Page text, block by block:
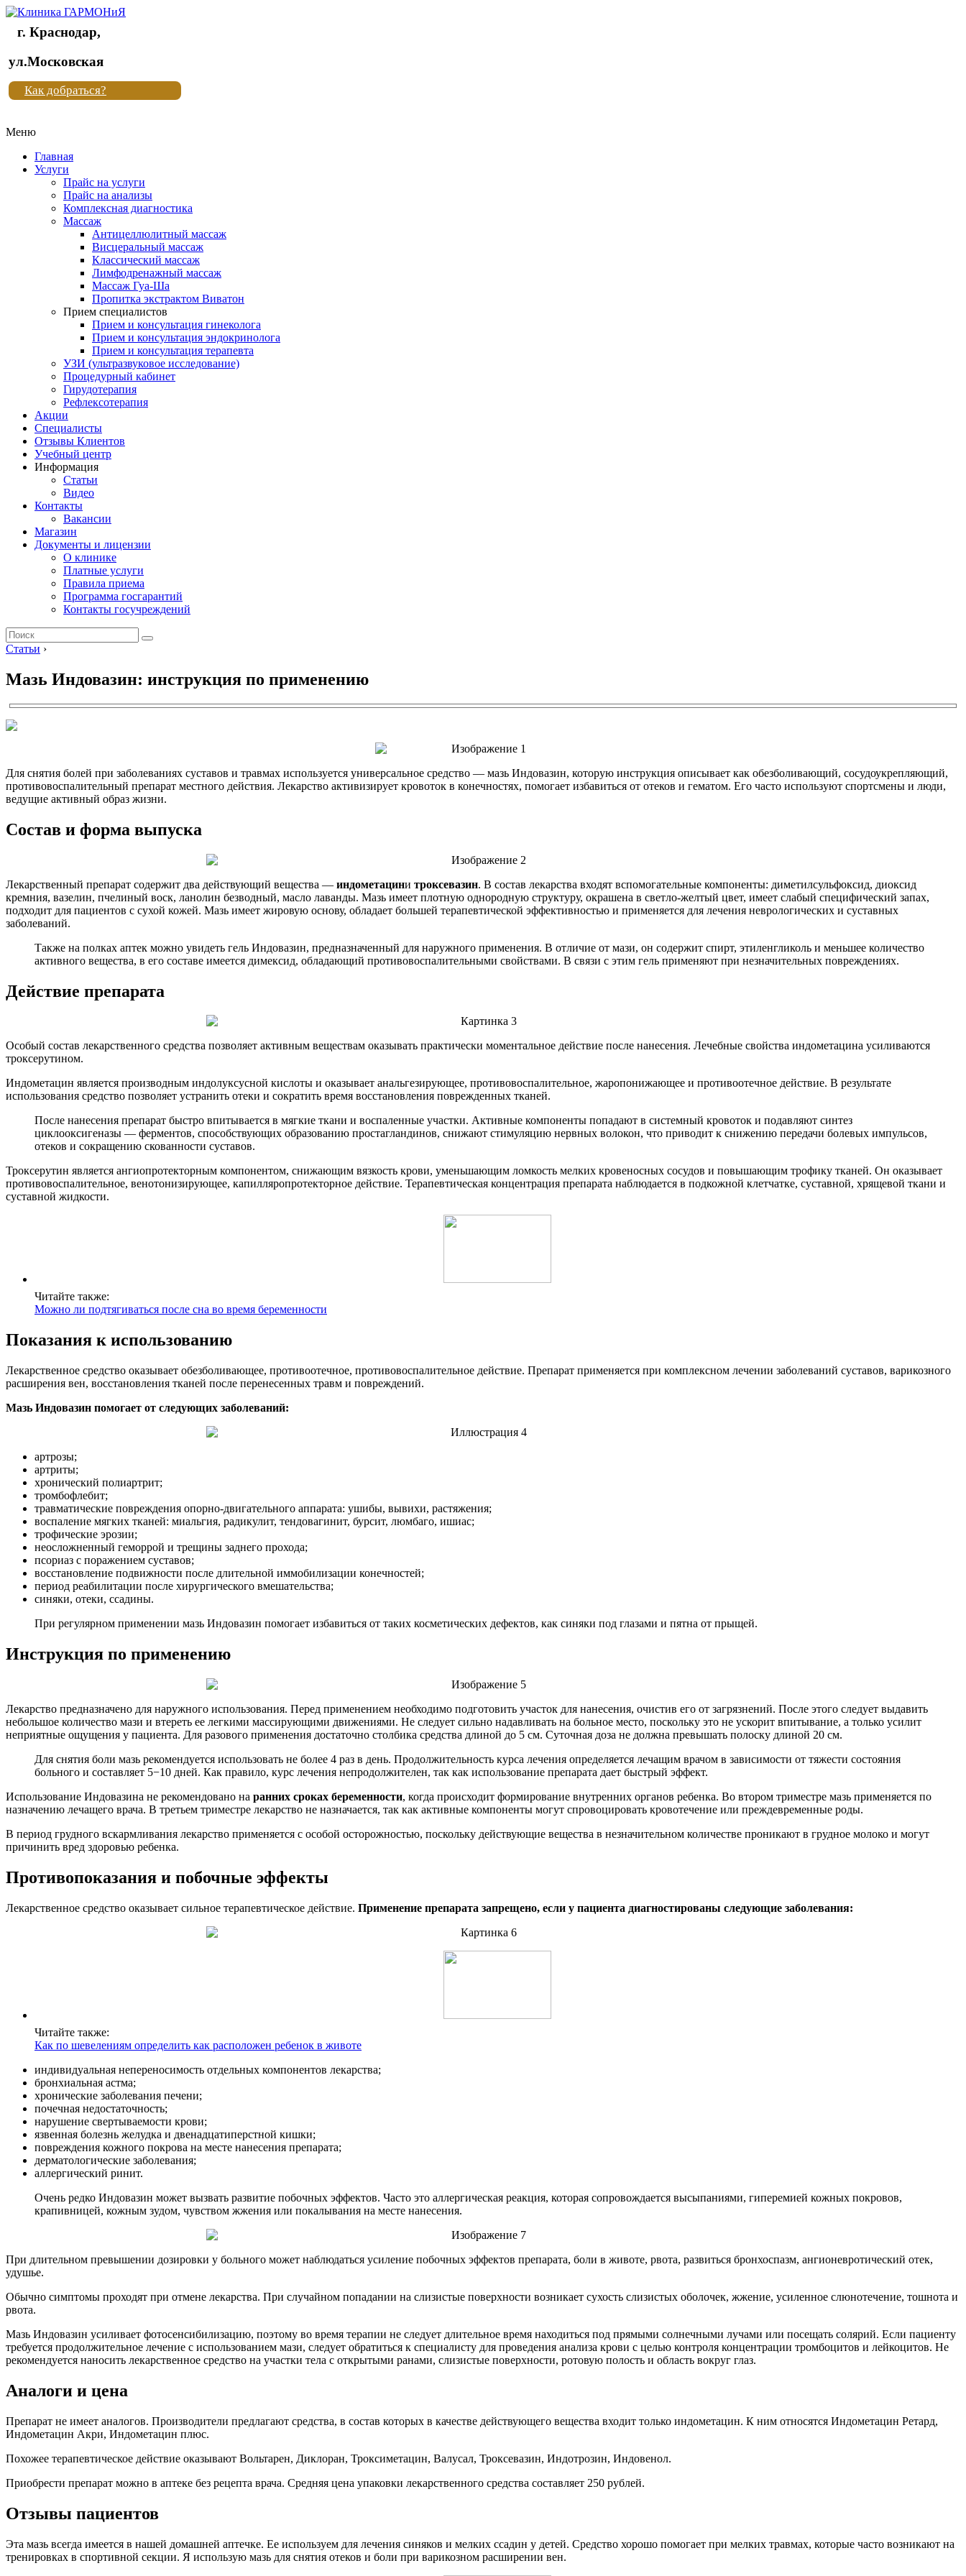
Клиника
"Новая
жизнь"
Клиника
жизнь"
г. Краснодар,
ул.Московская
Как добраться?
Меню
Главная
Услуги
Прайс на услуги
Прайс на анализы
Комплексная диагностика
Массаж
Антицеллюлитный массаж
Висцеральный массаж
Классический массаж
Лимфодренажный массаж
Массаж Гуа-Ша
Пропитка экстрактом Виватон
Прием специалистов
Прием и консультация гинеколога
Прием и консультация эндокринолога
Прием и консультация терапевта
УЗИ (ультразвуковое исследование)
Процедурный кабинет
Гирудотерапия
Рефлексотерапия
Акции
Специалисты
Отзывы Клиентов
Учебный центр
Информация
Статьи
Видео
Контакты
Вакансии
Магазин
Документы и лицензии
О клинике
Платные услуги
Правила приема
Программа госгарантий
Контакты госучреждений
Статьи ›
Мазь Индовазин: инструкция по применению
Для снятия болей при заболеваниях суставов и травмах используется универсальное средство — мазь Индовазин, которую инструкция описывает как обезболивающий, сосудоукрепляющий,
противовоспалительный препарат местного действия. Лекарство активизирует кровоток в конечностях, помогает избавиться от отеков и гематом. Его часто используют спортсмены и люди,
ведущие активный образ жизни.
Состав и форма выпуска
Лекарственный препарат содержит два действующий вещества — индометацини троксевазин. В состав лекарства входят вспомогательные компоненты: диметилсульфоксид, диоксид
кремния, вазелин, пчелиный воск, ланолин безводный, масло лаванды. Мазь имеет плотную однородную структуру, окрашена в светло-желтый цвет, имеет слабый специфический запах,
подходит для пациентов с сухой кожей. Мазь имеет жировую основу, обладает большей терапевтической эффективностью и применяется для лечения неврологических и суставных
заболеваний.
Также на полках аптек можно увидеть гель Индовазин, предназначенный для наружного применения. В отличие от мази, он содержит спирт, этиленгликоль и меньшее количество
активного вещества, в его составе имеется димексид, обладающий противовоспалительными свойствами. В связи с этим гель применяют при незначительных повреждениях.
Действие препарата
Особый состав лекарственного средства позволяет активным веществам оказывать практически моментальное действие после нанесения. Лечебные свойства индометацина усиливаются
троксерутином.
Индометацин является производным индолуксусной кислоты и оказывает анальгезирующее, противовоспалительное, жаропонижающее и противоотечное действие. В результате
использования средство позволяет устранить отеки и сократить время восстановления поврежденных тканей.
После нанесения препарат быстро впитывается в мягкие ткани и воспаленные участки. Активные компоненты попадают в системный кровоток и подавляют синтез
циклооксигеназы — ферментов, способствующих образованию простагландинов, снижают стимуляцию нервных волокон, что приводит к снижению передачи болевых импульсов,
отеков и сокращению скованности суставов.
Троксерутин является ангиопротекторным компонентом, снижающим вязкость крови, уменьшающим ломкость мелких кровеносных сосудов и повышающим трофику тканей. Он оказывает
противовоспалительное, венотонизирующее, капилляропротекторное действие. Терапевтическая концентрация препарата наблюдается в подкожной клетчатке, суставной, хрящевой ткани и
суставной жидкости.
Читайте также:
Можно ли подтягиваться после сна во время беременности
Показания к использованию
Лекарственное средство оказывает обезболивающее, противоотечное, противовоспалительное действие. Препарат применяется при комплексном лечении заболеваний суставов, варикозного
расширения вен, восстановления тканей после перенесенных травм и повреждений.
Мазь Индовазин помогает от следующих заболеваний:
артрозы;
артриты;
хронический полиартрит;
тромбофлебит;
травматические повреждения опорно-двигательного аппарата: ушибы, вывихи, растяжения;
воспаление мягких тканей: миальгия, радикулит, тендовагинит, бурсит, люмбаго, ишиас;
трофические эрозии;
неосложненный геморрой и трещины заднего прохода;
псориаз с поражением суставов;
восстановление подвижности после длительной иммобилизации конечностей;
период реабилитации после хирургического вмешательства;
синяки, отеки, ссадины.
При регулярном применении мазь Индовазин помогает избавиться от таких косметических дефектов, как синяки под глазами и пятна от прыщей.
Инструкция по применению
Лекарство предназначено для наружного использования. Перед применением необходимо подготовить участок для нанесения, очистив его от загрязнений. После этого следует выдавить
небольшое количество мази и втереть ее легкими массирующими движениями. Не следует сильно надавливать на больное место, поскольку это не ускорит впитывание, а только усилит
неприятные ощущения у пациента. Для разового применения достаточно столбика средства длиной до 5 см. Суточная доза не должна превышать полоску длиной 20 см.
Для снятия боли мазь рекомендуется использовать не более 4 раз в день. Продолжительность курса лечения определяется лечащим врачом в зависимости от тяжести состояния
больного и составляет 5−10 дней. Как правило, курс лечения непродолжителен, так как использование препарата дает быстрый эффект.
Использование Индовазина не рекомендовано на ранних сроках беременности, когда происходит формирование внутренних органов ребенка. Во втором триместре мазь применяется по
назначению лечащего врача. В третьем триместре лекарство не назначается, так как активные компоненты могут спровоцировать кровотечение или преждевременные роды.
В период грудного вскармливания лекарство применяется с особой осторожностью, поскольку действующие вещества в незначительном количестве проникают в грудное молоко и могут
причинить вред здоровью ребенка.
Противопоказания и побочные эффекты
Лекарственное средство оказывает сильное терапевтическое действие. Применение препарата запрещено, если у пациента диагностированы следующие заболевания:
Читайте также:
Как по шевелениям определить как расположен ребенок в животе
индивидуальная непереносимость отдельных компонентов лекарства;
бронхиальная астма;
хронические заболевания печени;
почечная недостаточность;
нарушение свертываемости крови;
язвенная болезнь желудка и двенадцатиперстной кишки;
повреждения кожного покрова на месте нанесения препарата;
дерматологические заболевания;
аллергический ринит.
Очень редко Индовазин может вызвать развитие побочных эффектов. Часто это аллергическая реакция, которая сопровождается высыпаниями, гиперемией кожных покровов,
крапивницей, кожным зудом, чувством жжения или покалывания на месте нанесения.
При длительном превышении дозировки у больного может наблюдаться усиление побочных эффектов препарата, боли в животе, рвота, развиться бронхоспазм, ангионевротический отек,
удушье.
Обычно симптомы проходят при отмене лекарства. При случайном попадании на слизистые поверхности возникает сухость слизистых оболочек, жжение, усиленное слюнотечение, тошнота и
рвота.
Мазь Индовазин усиливает фотосенсибилизацию, поэтому во время терапии не следует длительное время находиться под прямыми солнечными лучами или посещать солярий. Если пациенту
требуется продолжительное лечение с использованием мази, следует обратиться к специалисту для проведения анализа крови с целью контроля концентрации тромбоцитов и лейкоцитов. Не
рекомендуется наносить лекарственное средство на участки тела с открытыми ранами, слизистые поверхности, ротовую полость и область вокруг глаз.
Аналоги и цена
Препарат не имеет аналогов. Производители предлагают средства, в состав которых в качестве действующего вещества входит только индометацин. К ним относятся Индометацин Ретард,
Индометацин Акри, Индометацин плюс.
Похожее терапевтическое действие оказывают Вольтарен, Диклоран, Троксиметацин, Валусал, Троксевазин, Индотрозин, Индовенол.
Приобрести препарат можно в аптеке без рецепта врача. Средняя цена упаковки лекарственного средства составляет 250 рублей.
Отзывы пациентов
Эта мазь всегда имеется в нашей домашней аптечке. Ее используем для лечения синяков и мелких ссадин у детей. Средство хорошо помогает при мелких травмах, которые часто возникают на
тренировках в спортивной секции. Я использую мазь для снятия отеков и боли при варикозном расширении вен.